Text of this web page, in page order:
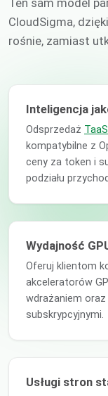
Ten sam model
CloudSigma,
rośnie, zamiast
Inteligencja
Odsprzedaż TaaS
kompatybilne z
ceny za token i
podziału
Wydajność
Oferuj klientom
akceleratorów
wdrażaniem
subskrypcyjnymi.
Usługi stron